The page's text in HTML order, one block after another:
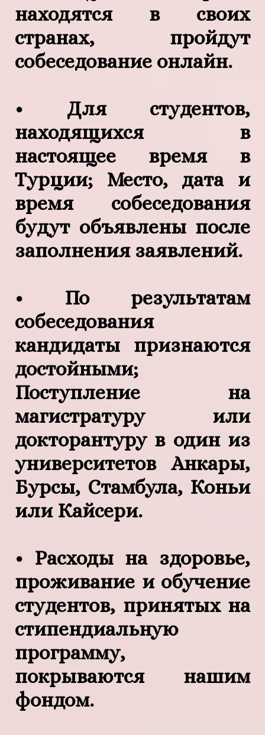
находятся в своих
странах, пройдут
собеседование онлайн.
• Для студентов,
находящихся в
настоящее время в
Турции; Место, дата и
время собеседования
будут объявлены после
заполнения заявлений.
• По результатам
собеседования
кандидаты признаются
достойными;
Поступление на
магистратуру или
докторантуру в один из
университетов Анкары,
Бурсы, Стамбула, Коньи
или Кайсери.
• Расходы на здоровье,
проживание и обучение
студентов, принятых на
стипендиальную
программу,
покрываются нашим
фондом.